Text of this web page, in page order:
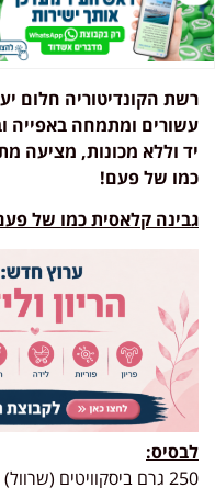
רשת הקונדיטוריה חלום
עשורים ומתמחה באפייה
יד וללא מכונות, מציעה
כמו של פעם!
גבינה קלאסית כמו של
לבסיס:
250 גרם ביסקוויטים (שרוול)